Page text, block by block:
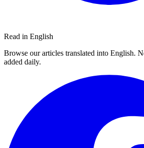
Read in English
Browse our articles translated into English.
added daily.